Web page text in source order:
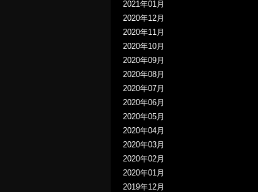
2021年01月
2020年12月
2020年11月
2020年10月
2020年09月
2020年08月
2020年07月
2020年06月
2020年05月
2020年04月
2020年03月
2020年02月
2020年01月
2019年12月